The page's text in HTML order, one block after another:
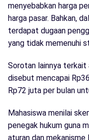
menyebabkan harga
harga pasar. Bahkan,
terdapat dugaan
yang tidak memenuhi
Sorotan lainnya terkait
disebut mencapai
Rp72 juta per bulan
Mahasiswa menilai
penegak hukum guna
aturan dan mekanisme